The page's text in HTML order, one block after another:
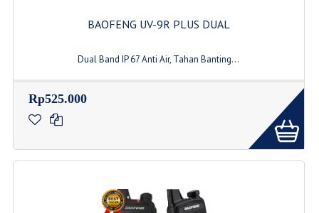
BAOFENG UV-9R PLUS DUAL
Dual Band IP 67 Anti Air, Tahan Banting...
Rp525.000